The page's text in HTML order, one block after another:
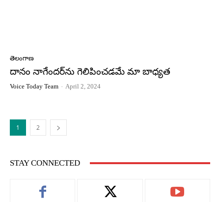
తెలంగాణ
దానం నాగేందర్‌ను గెలిపించడమే మా బాధ్యత
Voice Today Team - April 2, 2024
1 2
STAY CONNECTED